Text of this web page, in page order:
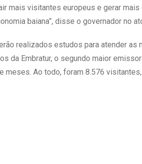
mais visitantes europeus e gerar
baiana”, disse o governador no
realizados estudos para atender
da Embratur, o segundo maior
Ao todo, foram 8.576